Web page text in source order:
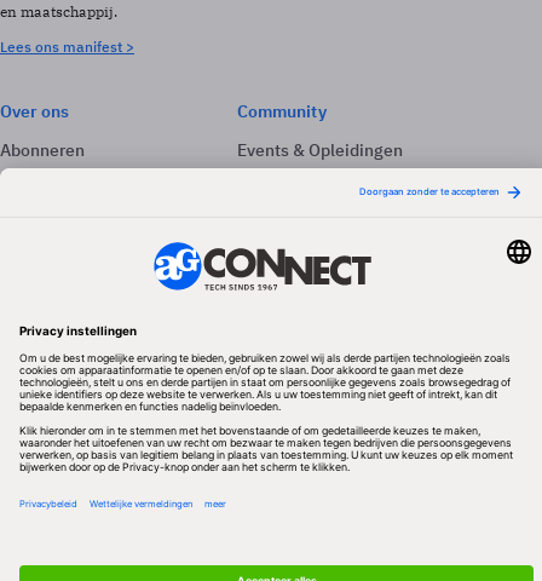
en maatschappij.
Lees ons manifest >
Over ons
Abonneren
Adverteren
Community
Events & Opleidingen
Volg ons
Redactionele partner
Algemene Voorwaarden & Copyrights